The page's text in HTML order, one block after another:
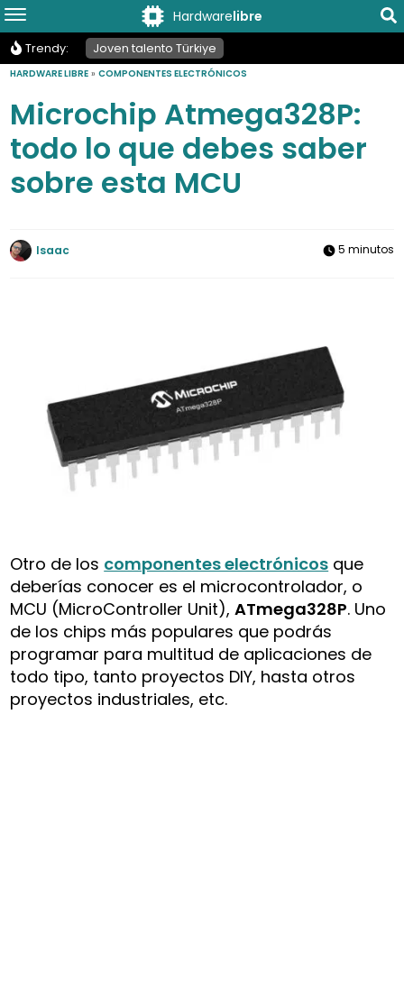
Hardwarelibre
Trendy: Joven talento Türkiye
HARDWARE LIBRE »COMPONENTES ELECTRÓNICOS
Microchip Atmega328P:
todo lo que debes saber
sobre esta MCU
Isaac 5 minutos
Otro de los componentes electrónicos que
deberías conocer es el microcontrolador, o
MCU (MicroController Unit),ATmega328P. Uno
de los chips más populares que podrás
programar para multitud de aplicaciones de
todo tipo, tanto proyectos DIY, hasta otros
proyectos industriales, etc.